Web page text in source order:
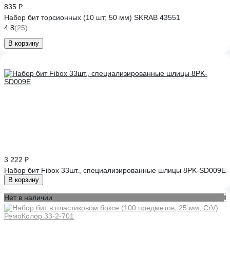
835 ₽
Набор бит торсионных (10 шт; 50 мм) SKRAB 43551
4.8(25)
В корзину
3 222 ₽
Набор бит Fibox 33шт., специализированные шлицы 8PK-SD009E
В корзину
Нет в наличии